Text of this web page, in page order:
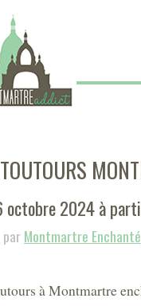
octobre 2024 à
parMontmartre Enchanté
à Montmartre